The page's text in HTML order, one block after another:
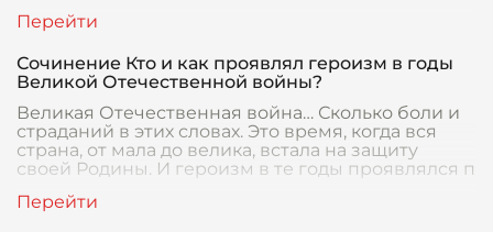
Сочинение Кто и как проявлял героизм в годы
Великой Отечественной войны?
Великая Отечественная война… Сколько боли и
страданий в этих словах. Это время, когда вся
страна, от мала до велика, встала на защиту
своей Родины. И героизм в те годы проявлялся п